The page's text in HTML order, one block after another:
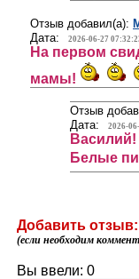
Отзыв добавил(а):
Дата:
2026-06-27
На первом
мамы!
Отзыв
Дата:
2026-
Белые
Добавить отзыв:
(если необходим
Вы ввели: 0